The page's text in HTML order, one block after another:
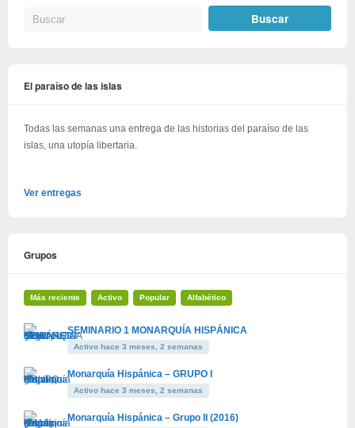
El paraíso de las islas
Todas las semanas una entrega de las historias del paraíso de las
islas, una utopía libertaria.
Ver entregas
Grupos
Más reciente Activo Popular Alfabético
SEMINARIO 1 MONARQUÍA HISPÁNICA
Activo hace 3 meses, 2 semanas
Monarquía Hispánica – GRUPO I
Activo hace 3 meses, 2 semanas
Monarquía Hispánica – Grupo II (2016)